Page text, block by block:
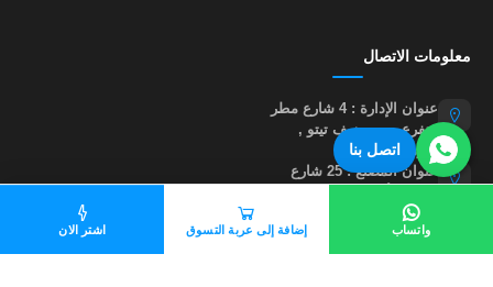
اتصل بنا
واتساب إضافة إلى عربة التسوق اشتر الان
معلومات الاتصال
عنوان الإدارة : 4 شارع مطر
متفرع من جوزيف تيتو ,
النزهة , القاهرة
عنوان المصنع : 25 شارع
شارع مؤسسة الزكاة , خلف
نادي أبو صير , القاهرة
01015535855